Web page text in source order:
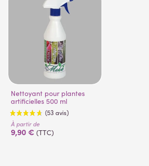
Nettoyant pour plantes
artificielles 500 ml
À partir de
9,90 € (TTC)